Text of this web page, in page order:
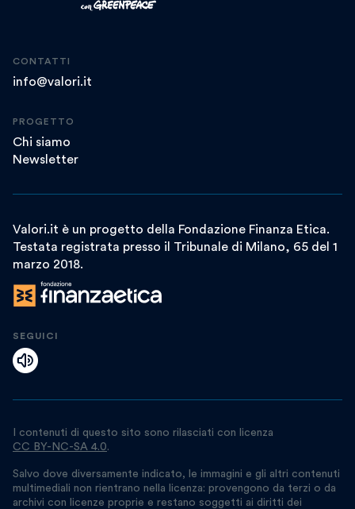
CONTATTI
info@valori.it
PROGETTO
Chi siamo
Newsletter
Valori.it è un progetto della Fondazione Finanza Etica.
Testata registrata presso il Tribunale di Milano, 65 del 1
marzo 2018.
SEGUICI
I contenuti di questo sito sono rilasciati con licenza
CC BY-NC-SA 4.0.
Salvo dove diversamente indicato, le immagini e gli altri contenuti
multimediali non rientrano nella licenza: provengono da terzi o da
archivi con licenze proprie e restano soggetti ai diritti dei